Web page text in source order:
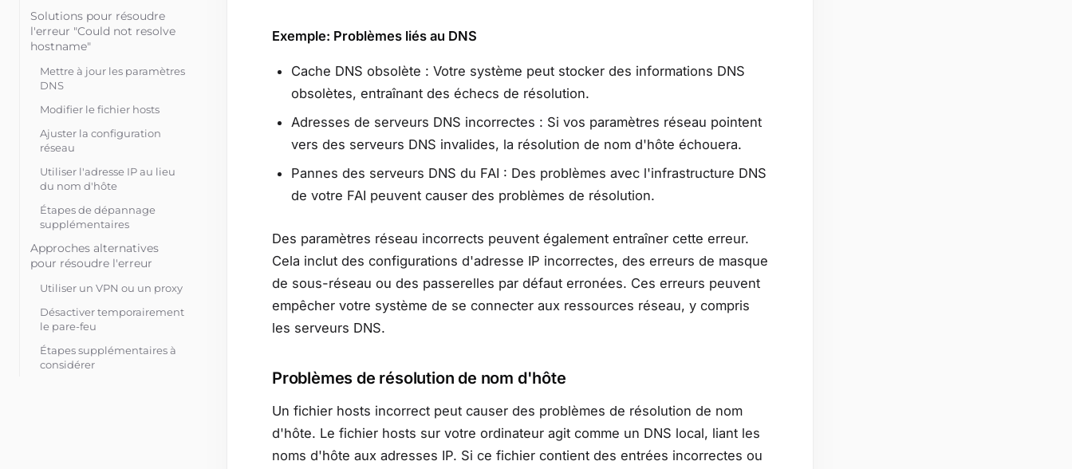
Solutions pour résoudre
l'erreur "Could not resolve
hostname"
Mettre à jour les paramètres
DNS
Modifier le fichier hosts
Ajuster la configuration
réseau
Utiliser l'adresse IP au lieu
du nom d'hôte
Étapes de dépannage
supplémentaires
Approches alternatives
pour résoudre l'erreur
Utiliser un VPN ou un proxy
Désactiver temporairement
le pare-feu
Étapes supplémentaires à
considérer
Exemple: Problèmes liés au DNS
Cache DNS obsolète : Votre système peut stocker des informations DNS
obsolètes, entraînant des échecs de résolution.
Adresses de serveurs DNS incorrectes : Si vos paramètres réseau pointent
vers des serveurs DNS invalides, la résolution de nom d'hôte échouera.
Pannes des serveurs DNS du FAI : Des problèmes avec l'infrastructure DNS
de votre FAI peuvent causer des problèmes de résolution.
Des paramètres réseau incorrects peuvent également entraîner cette erreur.
Cela inclut des configurations d'adresse IP incorrectes, des erreurs de masque
de sous-réseau ou des passerelles par défaut erronées. Ces erreurs peuvent
empêcher votre système de se connecter aux ressources réseau, y compris
les serveurs DNS.
Problèmes de résolution de nom d'hôte
Un fichier hosts incorrect peut causer des problèmes de résolution de nom
d'hôte. Le fichier hosts sur votre ordinateur agit comme un DNS local, liant les
noms d'hôte aux adresses IP. Si ce fichier contient des entrées incorrectes ou